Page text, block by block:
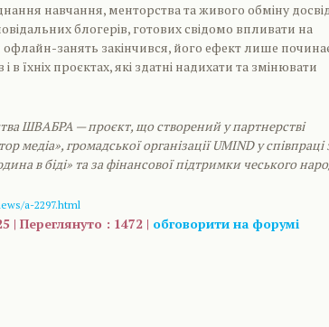
навчання, менторства та живого обміну
блогерів, готових свідомо впливати на
офлайн-занять закінчився, його ефект лише
в їхніх проєктах, які здатні надихати та змінювати
ШВАБРА — проєкт, що створений у партнерстві
медіа», громадської організації UMIND у співпраці
в біді» та за фінансової підтримки чеського
a-2297.html
| Переглянуто : 1472 | обговорити на форумі